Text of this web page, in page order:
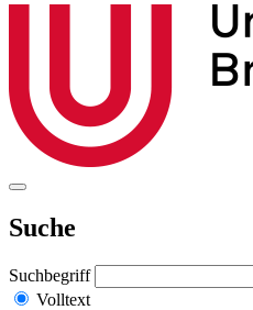
Suche
Suchbegriff
Volltext